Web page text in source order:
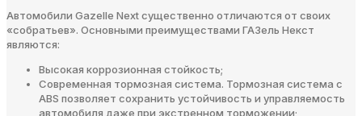
Автомобили Gazelle Next существенно отличаются от своих
«собратьев». Основными преимуществами ГАЗель Некст
являются:
Высокая коррозионная стойкость;
Современная тормозная система. Тормозная система с
ABS позволяет сохранить устойчивость и управляемость
автомобиля даже при экстренном торможении;